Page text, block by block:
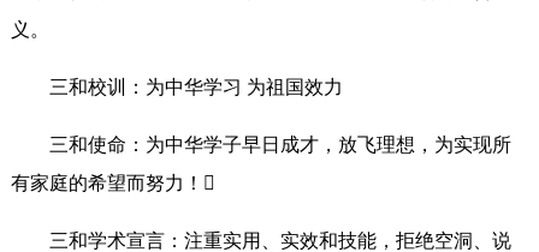
义。
三和校训：为中华学习 为祖国效力
三和使命：为中华学子早日成才，放飞理想，为实现所
有家庭的希望而努力！
三和学术宣言：注重实用、实效和技能，拒绝空洞、说